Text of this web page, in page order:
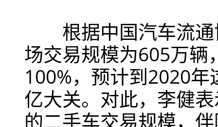
根据中国汽车流通
场交易规模为605万辆
100%，预计到2020
亿大关。对此，李健
的二手车交易规模，